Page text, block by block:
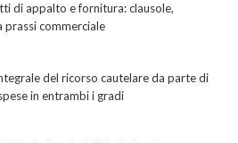
di appalto e fornitura: clausole,
prassi commerciale
del ricorso cautelare da parte di
in entrambi i gradi